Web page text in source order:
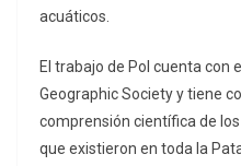
acuáticos.
El trabajo de Pol cuenta con
Geographic Society y tiene
comprensión científica de
que existieron en toda la